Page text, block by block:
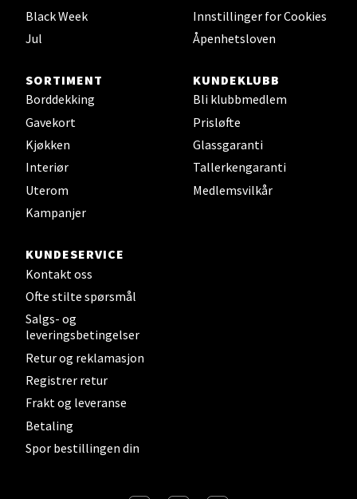
Black Week
Jul
Innstillinger for Cookies
Åpenhetsloven
SORTIMENT
Borddekking
Gavekort
Kjøkken
Interiør
Uterom
Kampanjer
KUNDEKLUBB
Bli klubbmedlem
Prisløfte
Glassgaranti
Tallerkengaranti
Medlemsvilkår
KUNDESERVICE
Kontakt oss
Ofte stilte spørsmål
Salgs- og
leveringsbetingelser
Retur og reklamasjon
Registrer retur
Frakt og leveranse
Betaling
Spor bestillingen din
Oppdal - Aunasenteret
Aunasenteret, Sunndalsvegen 3, 7340 Oppdal
Åpent i dag 10-19
0 i butikk
Fredrikstad - Torvbyen
Brochsgate 8, 1607 Fredrikstad
Åpent i dag 10-20